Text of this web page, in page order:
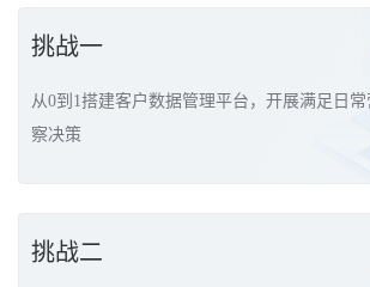
挑战一
从0到1搭建客户数据管理平台，开展满足日
察决策
挑战二